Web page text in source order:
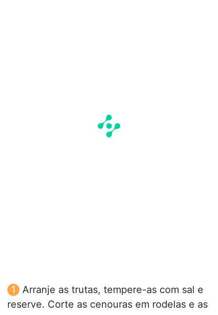
Arranje as trutas, tempere-as com sal e
reserve. Corte as cenouras em rodelas e as